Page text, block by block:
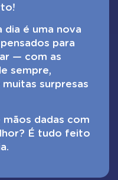
dia é uma nova
para
— com as
sempre,
surpresas
mãos dadas com
É tudo feito